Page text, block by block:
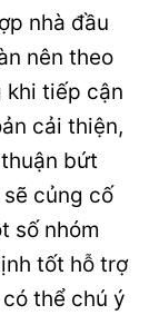
nhà đầu
nên theo
khi tiếp cận
cải thiện,
bứt
củng cố
số nhóm
tốt hỗ trợ
thể chú ý